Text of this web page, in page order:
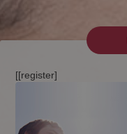
[[register]